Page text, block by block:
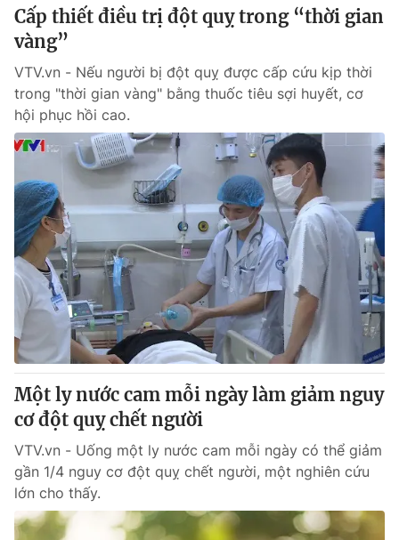
Cấp thiết điều trị đột quỵ trong “thời gian
vàng”
VTV.vn - Nếu người bị đột quỵ được cấp cứu kịp thời
trong "thời gian vàng" bằng thuốc tiêu sợi huyết, cơ
hội phục hồi cao.
Một ly nước cam mỗi ngày làm giảm nguy
cơ đột quỵ chết người
VTV.vn - Uống một ly nước cam mỗi ngày có thể giảm
gần 1/4 nguy cơ đột quỵ chết người, một nghiên cứu
lớn cho thấy.